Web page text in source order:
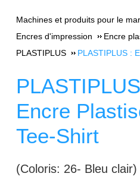
Machines et produits pour le
Encres d'impression
Encre
PLASTIPLUS
PLASTIPLUS :
Encre
Tee-Shirt
(Coloris: 26- Bleu clair)